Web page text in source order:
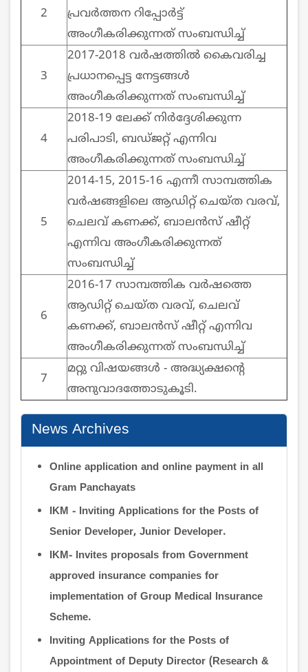
2
പ്രവര്‍ത്തന റിപ്പോര്‍ട്ട്
അംഗീകരിക്കുന്നത് സംബന്ധിച്ച്
3
2017-2018 വര്‍ഷത്തില്‍ കൈവരിച്ച
പ്രധാനപ്പെട്ട നേട്ടങ്ങള്‍
അംഗീകരിക്കുന്നത് സംബന്ധിച്ച്
4
2018-19 ലേക്ക് നിര്‍ദ്ദേശിക്കുന്ന
പരിപാടി, ബഡ്ജറ്റ് എന്നിവ
അംഗീകരിക്കുന്നത് സംബന്ധിച്ച്
5
2014-15, 2015-16 എന്നീ സാമ്പത്തിക
വര്‍ഷങ്ങളിലെ ആഡിറ്റ് ചെയ്ത വരവ്,
ചെലവ് കണക്ക്, ബാലന്‍സ് ഷീറ്റ്
എന്നിവ അംഗീകരിക്കുന്നത്
സംബന്ധിച്ച്
6
2016-17 സാമ്പത്തിക വര്‍ഷത്തെ
ആഡിറ്റ് ചെയ്ത വരവ്, ചെലവ്
കണക്ക്, ബാലന്‍സ് ഷീറ്റ് എന്നിവ
അംഗീകരിക്കുന്നത് സംബന്ധിച്ച്
7
മറ്റു വിഷയങ്ങള്‍ - അദ്ധ്യക്ഷന്റെ
അനുവാദത്തോടുകൂടി.
News Archives
Online application and online payment in all
Gram Panchayats
IKM - Inviting Applications for the Posts of
Senior Developer, Junior Developer.
IKM- Invites proposals from Government
approved insurance companies for
implementation of Group Medical Insurance
Scheme.
Inviting Applications for the Posts of
Appointment of Deputy Director (Research &